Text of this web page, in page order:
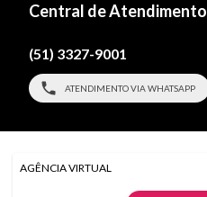
Central de Atendimento
(51) 3327-9001
ATENDIMENTO VIA WHATSAPP
AGÊNCIA VIRTUAL